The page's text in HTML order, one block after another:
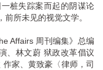
桩失踪案而起的阴谋论
所未见的视觉文学。
Affairs 周刊编集》总编
、林文蔚 狱政改革倡议
家、黄致豪〈律师，司